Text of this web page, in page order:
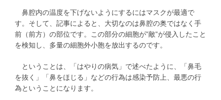
鼻腔内の温度を下げないようにするにはマスクが最適で
す。そして、記事によると、大切なのは鼻腔の奥ではなく手
前（前方）の部位です。この部分の細胞が”敵”が侵入したこと
を検知し、多量の細胞外小胞を放出するのです。
ということは、「はやりの病気」で述べたように、「鼻毛
を抜く」「鼻をほじる」などの行為は感染予防上、最悪の行
為ということになります。